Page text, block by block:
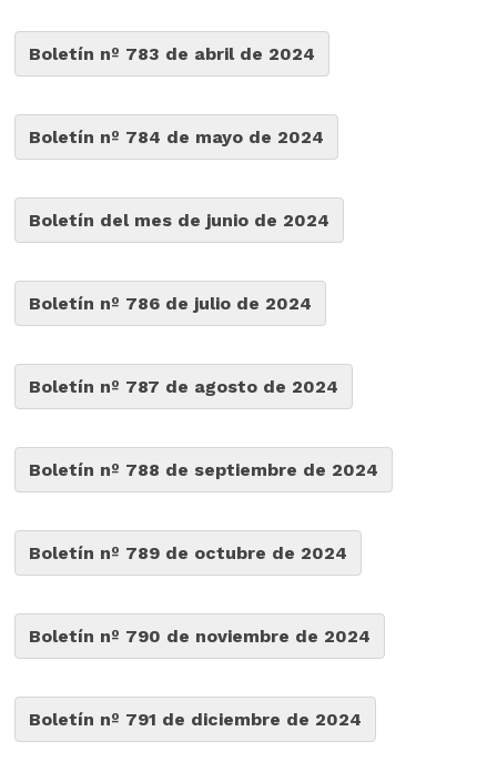
Boletín nº 783 de abril de 2024
Boletín nº 784 de mayo de 2024
Boletín del mes de junio de 2024
Boletín nº 786 de julio de 2024
Boletín nº 787 de agosto de 2024
Boletín nº 788 de septiembre de 2024
Boletín nº 789 de octubre de 2024
Boletín nº 790 de noviembre de 2024
Boletín nº 791 de diciembre de 2024